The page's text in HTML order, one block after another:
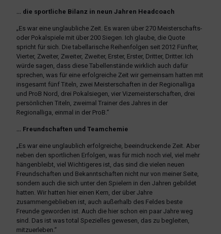
… die sportliche Bilanz in neun Jahren Headcoach
„Es war eine unglaubliche Zeit. Es waren über 270 Meisterschafts-
oder Pokalspiele mit über 200 Siegen. Ich glaube, die Quote
spricht für sich. Die tabellarische Reihenfolgen seit 2012 Fünfter,
Vierter, Zweiter, Zweiter, Zweiter, Erster, Erster, Dritter, Dritter. Ich
würde sagen, dass diese Tabellenstände wirklich auch dafür
sprechen, was für eine erfolgreiche Zeit wir gemeinsam hatten mit
insgesamt fünf Titeln, zwei Meisterschaften in der Regionalliga
und ProB Nord, drei Pokalsiegen, vier Vizemeisterschaften, drei
persönlichen Titeln, zweimal Trainer des Jahres in der
Regionalliga, einmal in der ProB.“
… Freundschaften und Teamchemie
„Es war eine unglaublich erfolgreiche, beeindruckende Zeit. Aber
neben den sportlichen Erfolgen, was für mich noch viel, viel mehr
hängenbleibt, viel Wichtigeres ist, das sind die vielen neuen
Freundschaften und Bekanntschaften nicht nur von meiner Seite,
sondern auch die sich unter den Spielern in den Jahren gebildet
hatten. Wir hatten hier einen Kern, der über Jahre
zusammengeblieben ist, auch außerhalb des Feldes beste
Freunde geworden ist. Auch die hier schon ein paar Jahre weg
sind. Das ist was total Spezielles gewesen, das zu begleiten,
mitzuerleben.“